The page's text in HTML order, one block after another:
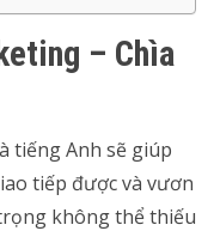
– Chìa
tiếng Anh sẽ giúp
tiếp được và vươn
không thể thiếu